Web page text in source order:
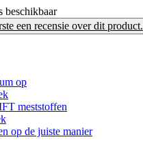
beschikbaar
een recensie over dit product.
op
meststoffen
op de juiste manier